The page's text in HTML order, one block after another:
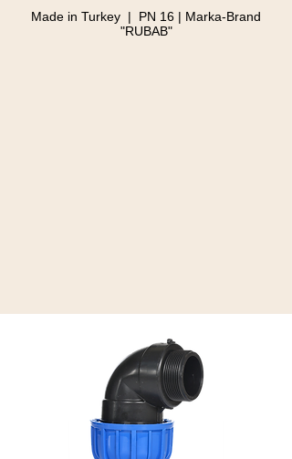
Made in Turkey | PN 16 | Marka-Brand
"RUBAB"